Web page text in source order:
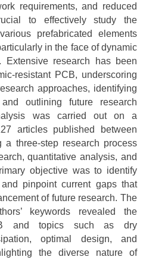
requirements, and reduced
to effectively study the
prefabricated elements
in the face of dynamic
Extensive research has been
resistant PCB, underscoring
approaches, identifying
outlining future research
was carried out on a
articles published between
three-step research process
quantitative analysis, and
objective was to identify
pinpoint current gaps that
of future research. The
keywords revealed the
and topics such as dry
optimal design, and
the diverse nature of